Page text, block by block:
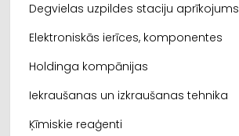
Degvielas uzpildes staciju aprīkojums
Elektroniskās ierīces, komponentes
Holdinga kompānijas
Iekraušanas un izkraušanas tehnika
Ķīmiskie reaģenti